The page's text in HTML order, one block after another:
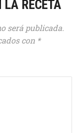
LA RECETA
será publicada.
con *